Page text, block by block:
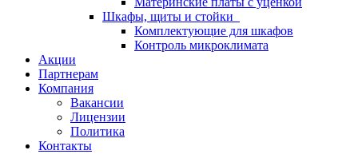
Шкафы, щиты и стойки
Комплектующие для шкафов
Контроль микроклимата
Акции
Партнерам
Компания
Вакансии
Лицензии
Политика
Контакты